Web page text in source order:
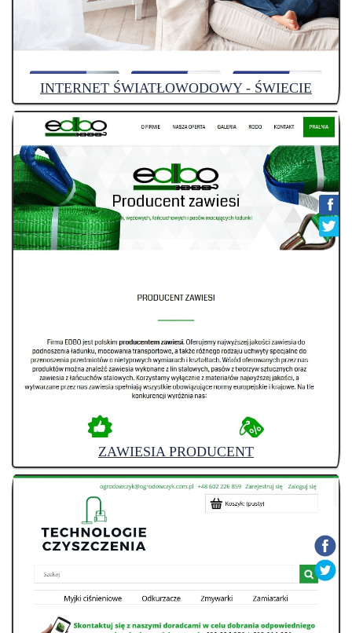
INTERNET ŚWIATŁOWODOWY - ŚWIECIE
ZAWIESIA PRODUCENT